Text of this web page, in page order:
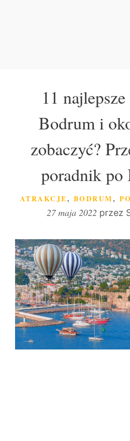
11
Bodrum i
zobaczyć?
poradnik po
KATEGORIE
ATRAKCJE, BODRUM,
27 maja 2022 przez